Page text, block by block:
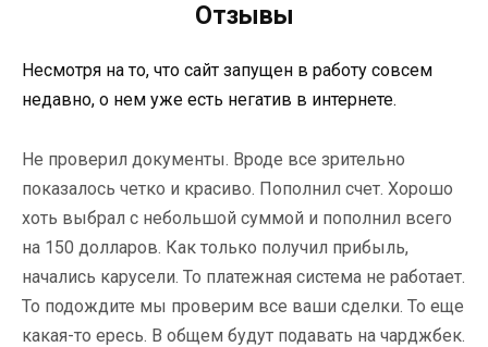
Отзывы
Несмотря на то, что сайт запущен в работу совсем
недавно, о нем уже есть негатив в интернете.
Не проверил документы. Вроде все зрительно
показалось четко и красиво. Пополнил счет. Хорошо
хоть выбрал с небольшой суммой и пополнил всего
на 150 долларов. Как только получил прибыль,
начались карусели. То платежная система не работает.
То подождите мы проверим все ваши сделки. То еще
какая-то ересь. В общем будут подавать на чарджбек.